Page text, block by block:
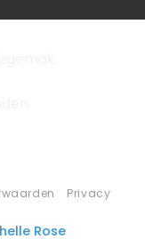
Privacy
Rose